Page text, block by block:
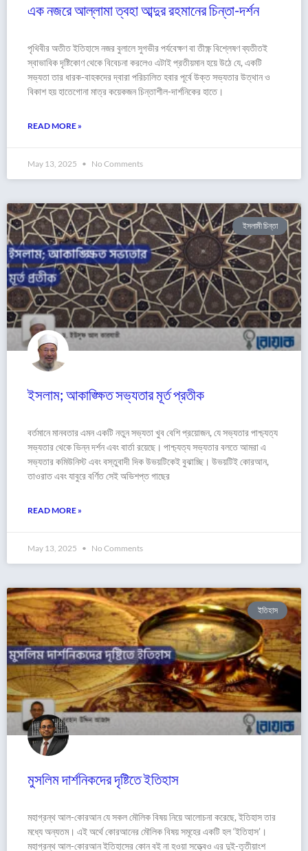
এক নজরে আল্লামা ত্বহা আব্দুর রহমানের চিন্তা-দর্শন
পৃথিবীর অতীত ইতিহাসে নজর বুলালে সুগভীর পর্যবেক্ষণ বা তীক্ষ্ণ বিশ্লেষণ ব্যতীতই
স্বাভাবিক দৃষ্টিকোণ থেকে বিবেচনা করলেও এটাই প্রতীয়মান হয়ে উঠে যে, একটি
সভ্যতা তার ধারক-বাহকদের দ্বারা পরিচালিত হবার পূর্বে উক্ত সভ্যতার উত্থান ও
বিকাশ হয় হাতেগোনা মাত্র কয়েকজন চিন্তাশীল-দার্শনিকের হাতে।
READ MORE »
May 13, 2025 No Comments
ইসলামী চিন্তা
ইসলাম; আকাঙ্ক্ষিত সভ্যতার মূর্ত প্রতীক
বর্তমানে মানবতার এমন একটি নতুন সভ্যতা খুব বেশি প্রয়োজন, যে সভ্যতার পাশ্চ্যত্য
সভ্যতার থেকে ভিন্ন দর্শন এবং বার্তা রয়েছে। পাশ্চ্যত্য সভ্যতার বলতে আমরা এ
সভ্যতার কমিউনিস্ট এবং বস্তুবাদী দিক উভয়টিকেই বুঝাচ্ছি। উভয়টিই কোরআন,
তাওরাত এবং যাবুরে বর্ণিত সেই অভিশপ্ত গাছের
READ MORE »
May 13, 2025 No Comments
ইতিহাস
মুসলিম দার্শনিকদের দৃষ্টিতে ইতিহাস
মহাগ্রন্থ আল-কোরআন যে সকল মৌলিক বিষয় নিয়ে আলোচনা করেছে, ইতিহাস তার
মধ্যে অন্যতম। এই অর্থে কোরআনের মৌলিক বিষয় সমূহের একটি হল ‘ইতিহাস’।
মহাগ্রন্থ আল-কোরআন ইতিহাসের কোন বই না হওয়া সত্ত্বেও এর দুই-তৃতীয়াংশ